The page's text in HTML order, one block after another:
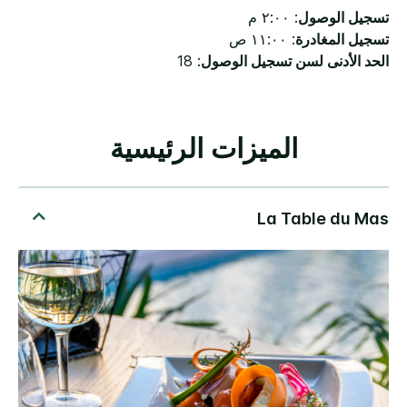
تسجيل الوصول: ٢:٠٠ م
تسجيل المغادرة: ١١:٠٠ ص
الحد الأدنى لسن تسجيل الوصول: 18
الميزات الرئيسية